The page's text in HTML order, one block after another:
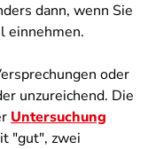
dann, wenn Sie
einnehmen.
oder
unzureichend. Die
Untersuchung
"gut", zwei